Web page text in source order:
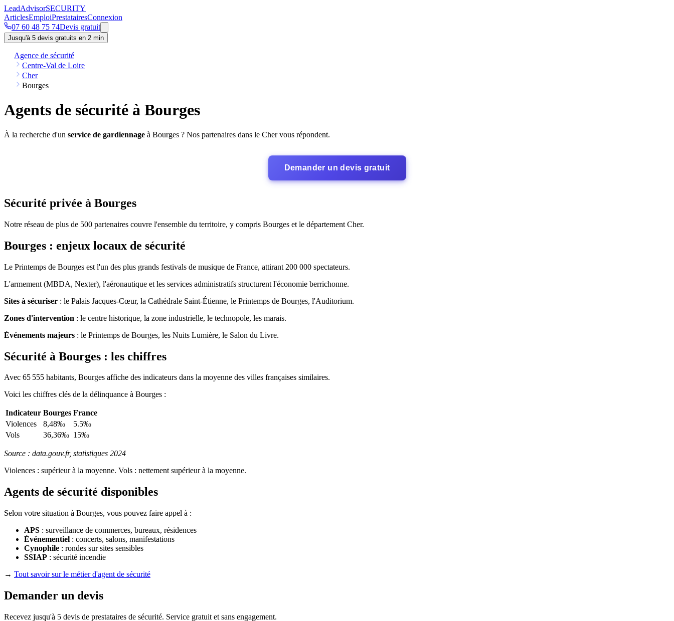
LeadAdvisorSECURITY
ArticlesEmploiPrestatairesConnexion
07 60 48 75 74Devis gratuit
Jusqu'à 5 devis gratuits en 2 min
Agence de sécurité
Centre-Val de Loire
Cher
Bourges
Agents de sécurité à Bourges
À la recherche d'un service de gardiennage à Bourges ? Nos partenaires dans le Cher vous répondent.
Demander un devis gratuit
Sécurité privée à Bourges
Notre réseau de plus de 500 partenaires couvre l'ensemble du territoire, y compris Bourges et le département Cher.
Bourges : enjeux locaux de sécurité
Le Printemps de Bourges est l'un des plus grands festivals de musique de France, attirant 200 000 spectateurs.
L'armement (MBDA, Nexter), l'aéronautique et les services administratifs structurent l'économie berrichonne.
Sites à sécuriser : le Palais Jacques-Cœur, la Cathédrale Saint-Étienne, le Printemps de Bourges, l'Auditorium.
Zones d'intervention : le centre historique, la zone industrielle, le technopole, les marais.
Événements majeurs : le Printemps de Bourges, les Nuits Lumière, le Salon du Livre.
Sécurité à Bourges : les chiffres
Avec 65 555 habitants, Bourges affiche des indicateurs dans la moyenne des villes françaises similaires.
Voici les chiffres clés de la délinquance à Bourges :
Indicateur Bourges France
Violences
8,48‰
5.5‰
Vols
36,36‰ 15‰
Source : data.gouv.fr, statistiques 2024
Violences : supérieur à la moyenne. Vols : nettement supérieur à la moyenne.
Agents de sécurité disponibles
Selon votre situation à Bourges, vous pouvez faire appel à :
APS : surveillance de commerces, bureaux, résidences
Événementiel : concerts, salons, manifestations
Cynophile : rondes sur sites sensibles
SSIAP : sécurité incendie
→ Tout savoir sur le métier d'agent de sécurité
Demander un devis
Recevez jusqu'à 5 devis de prestataires de sécurité. Service gratuit et sans engagement.